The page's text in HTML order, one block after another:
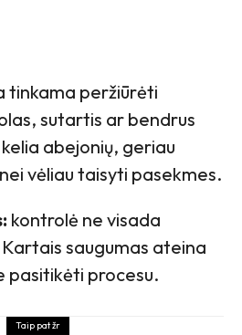
tinkama peržiūrėti
sutartis ar bendrus
abejonių, geriau
vėliau taisyti pasekmes.
kontrolė ne visada
saugumas ateina
pasitikėti procesu.
Taip pat žr